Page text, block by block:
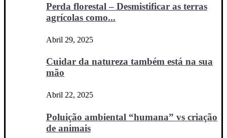
Perda florestal – Desmistificar as terras
agrícolas como...
Abril 29, 2025
Cuidar da natureza também está na sua
mão
Abril 22, 2025
Poluição ambiental “humana” vs criação
de animais